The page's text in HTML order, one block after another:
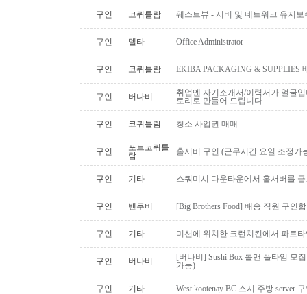
구인 코퀴틀람 웨스트뷰 - 서버 및 네트워크 유지보
구인 델타 Office Administrator
구인 코퀴틀람 EKIBA PACKAGING & SUPPLIES
구인 버나비
취업엔 자기소개서/이력서가 얼굴
토리로 만들어 드립니다.
구인 코퀴틀람 청소 사업권 매매
구인
포트코퀴틀
람
홀서버 구인 (근무시간 요일 조정가
구인 기타 스쿼미시 다운타운에서 홀서버를
구인 밴쿠버 [Big Brothers Food] 배송 직원 구인
구인 기타 미션에 위치한 크런치킨에서 파트
구인 버나비
[버나비] Sushi Box 롤맨 풀타임 모
가능)
구인 기타 West kootenay BC 스시.주방.server